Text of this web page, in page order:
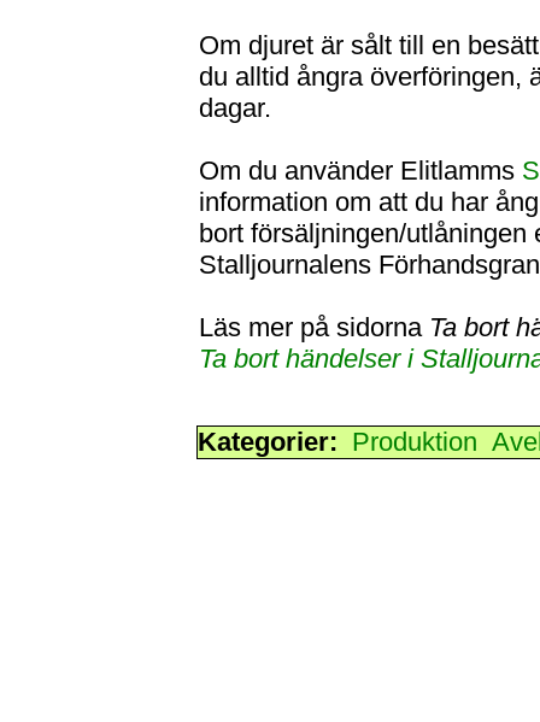
Om djuret är sålt till en
du alltid ångra överföringen,
dagar.
Om du använder Elitlamms
information om att du har
bort försäljningen/
Stalljournalens
Läs mer på sidorna Ta bort
Ta bort händelser i
Kategorier: Produktion